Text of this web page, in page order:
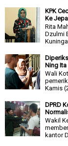
KPK
Ke
Rita
Dzulmi
Ning Ita
Wali
Kamis
DPRD
Wakil
kantor